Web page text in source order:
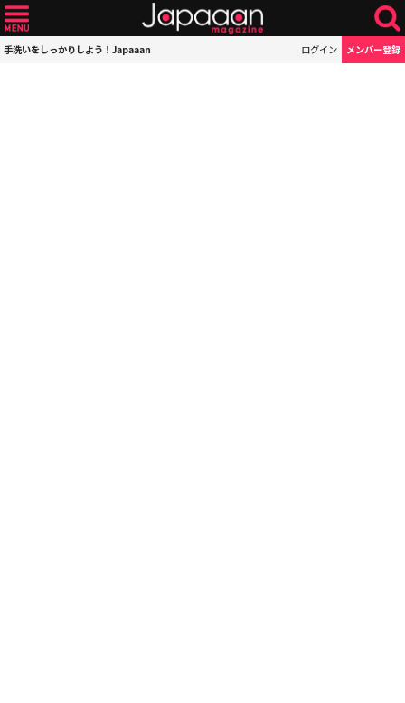
手洗いをしっかりしよう！Japaaan ログイン メンバー登録